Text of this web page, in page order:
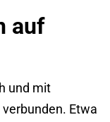
auf
und mit
Etwa